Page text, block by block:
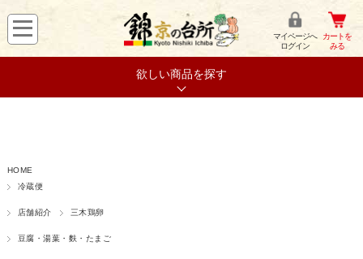
マイページへ
ログイン
カートを
みる
欲しい商品を探す
HOME
冷蔵便
店舗紹介 三木鶏卵
豆腐・湯葉・麩・たまご